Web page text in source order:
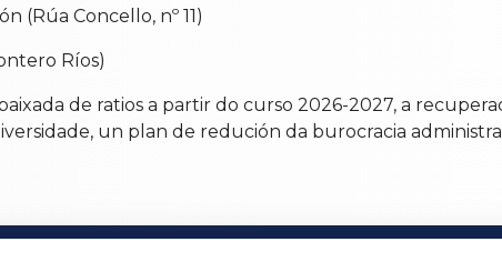
(Rúa Concello, nº 11)
Ríos)
de ratios a partir do curso 2026-2027, a
un plan de redución da burocracia